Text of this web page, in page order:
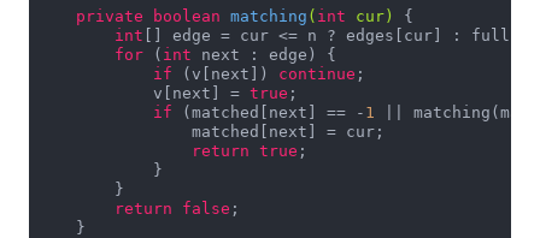
private boolean matching ( int cur)
{
int [] edge = cur <= n ? edges[cur] :
for ( int next : edge) {
if (v[next]) continue ;
            v[next] =
true ;
if (matched[next] == - 1
||
                matched[next] = cur;
return true ;
            }
        }
return
false ;
    }